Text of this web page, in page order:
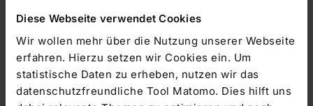
Diese Webseite verwendet Cookies
Wir wollen mehr über die Nutzung unserer Webseite
erfahren. Hierzu setzen wir Cookies ein. Um
statistische Daten zu erheben, nutzen wir das
datenschutzfreundliche Tool Matomo. Dies hilft uns
Humrich und Rehabilitand Herr S.